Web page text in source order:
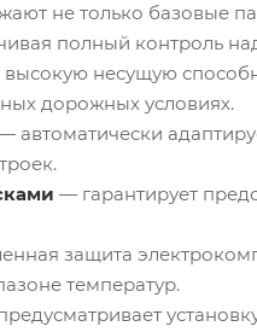
не только базовые
полный контроль
высокую несущую
дорожных условиях.
автоматически
— гарантирует
защита
температур.